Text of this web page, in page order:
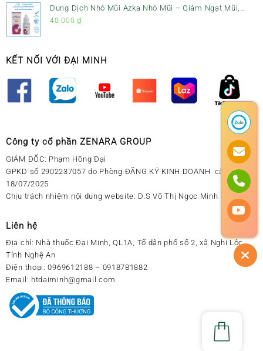
Dung Dịch Nhỏ Mũi Azka Nhỏ Mũi – Giảm Ngạt Mũi,
Sổ Mũi Cho Trẻ Sơ Sinh
40.000 ₫
KẾT NỐI VỚI ĐẠI MINH
Công ty cổ phần ZENARA GROUP
GIÁM ĐỐC: Phạm Hồng Đại
GPKD số 2902237057 do Phòng ĐĂNG KÝ KINH DOANH cấp ngày
18/07/2025
Chịu trách nhiệm nội dung website: D.S Võ Thị Ngọc Minh
Liên hệ
Địa chỉ: Nhà thuốc Đại Minh, QL1A, Tổ dân phố số 2, xã Nghi Lộc,
Tỉnh Nghệ An
Điện thoại: 0969612188 – 0918781882
Email: htdaiminh@gmail.com